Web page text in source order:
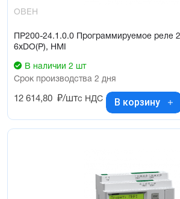
ОВЕН
ПР200-24.1.0.0 Программируемое реле
6xDO(Р), HMI
В наличии 2 шт
Срок производства 2 дня
12 614,80 ₽/штс НДС В корзину